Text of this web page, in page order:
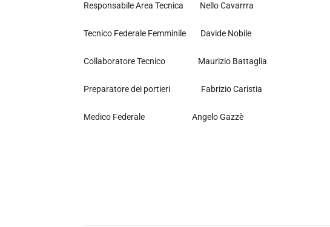
Responsabile Area Tecnica Nello Cavarrra
Tecnico Federale Femminile Davide Nobile
Collaboratore Tecnico Maurizio Battaglia
Preparatore dei portieri Fabrizio Caristia
Medico Federale Angelo Gazzè